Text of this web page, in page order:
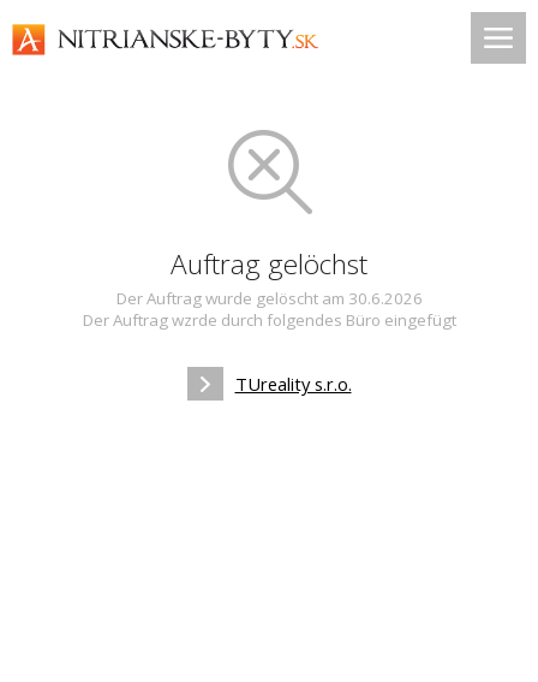
Auftrag gelöchst
Der Auftrag wurde gelöscht am 30.6.2026
Der Auftrag wzrde durch folgendes Büro eingefügt
TUreality s.r.o.